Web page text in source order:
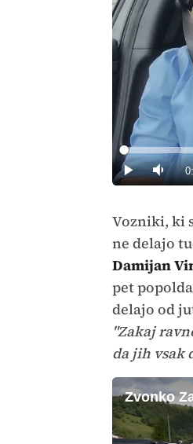
Predvajaj
Tiho
Loaded:
0%
Vozniki, ki
ne delajo
Damijan
pet
delajo od
"Zakaj
da jih vsak
Zvonko